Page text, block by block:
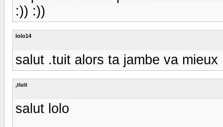
:)) :))
lolo14
salut .tuit alors ta jambe va mieux
,tiuit
salut lolo